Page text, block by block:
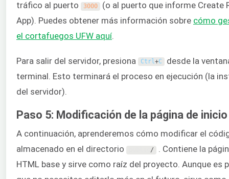
tráfico al puerto
3000 (o al puerto que informe Create
App). Puedes obtener más información sobre cómo
el cortafuegos UFW aquí.
Para salir del servidor, presiona Ctrl+C desde la
terminal. Esto terminará el proceso en ejecución (la
del servidor).
Paso 5: Modificación de la página de inicio
A continuación, aprenderemos cómo modificar el
almacenado en el directorio
/ . Contiene la
HTML base y sirve como raíz del proyecto. Aunque es